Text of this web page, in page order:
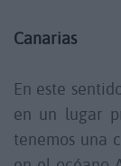
Canarias
En este
en un lugar
tenemos una